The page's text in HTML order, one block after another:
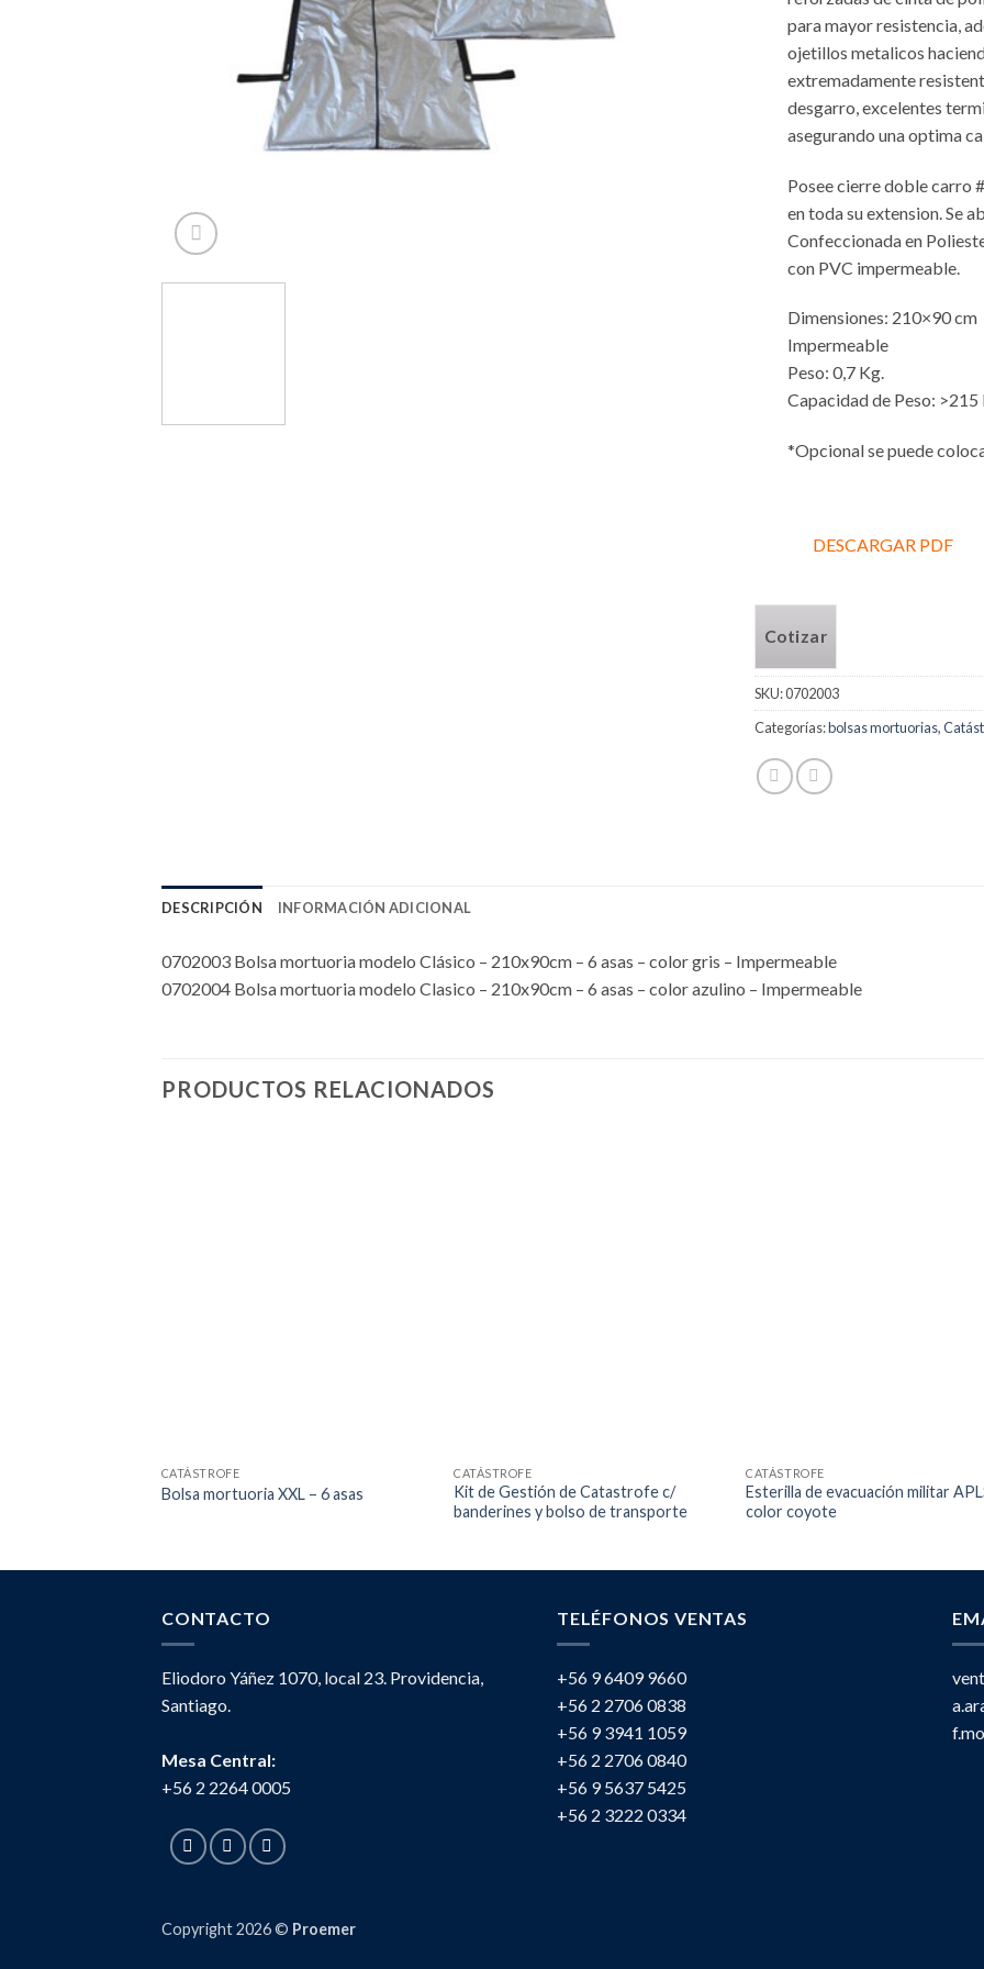
para mayor resistencia,
ojetillos metalicos
extremadamente
desgarro, excelentes
asegurando una optima
Posee cierre doble carro
en toda su extension. Se
Confeccionada en
con PVC impermeable.
Dimensiones: 210×90 cm
Impermeable
Peso: 0,7 Kg.
Capacidad de Peso: >215
*Opcional se puede
DESCARGAR PDF
Cotizar
SKU:0702003
Categorías:bolsas mortuorias,
DESCRIPCIÓN INFORMACIÓN ADICIONAL
0702003 Bolsa mortuoria modelo Clásico – 210x90cm – 6 asas – color gris – Impermeable
0702004 Bolsa mortuoria modelo Clasico – 210x90cm – 6 asas – color azulino – Impermeable
PRODUCTOS RELACIONADOS
CATÁSTROFE
Bolsa mortuoria XXL – 6 asas
CATÁSTROFE
Kit de Gestión de Catastrofe c/
banderines y bolso de transporte
CATÁSTROFE
Esterilla de evacuación militar
color coyote
CONTACTO
Eliodoro Yáñez 1070, local 23. Providencia,
Santiago.
Mesa Central:
+56 2 2264 0005
TELÉFONOS VENTAS
+56 9 6409 9660
+56 2 2706 0838
+56 9 3941 1059
+56 2 2706 0840
+56 9 5637 5425
+56 2 3222 0334
Copyright 2026 © Proemer